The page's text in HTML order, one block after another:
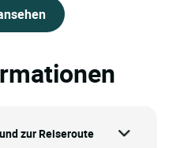
zur Reiseroute